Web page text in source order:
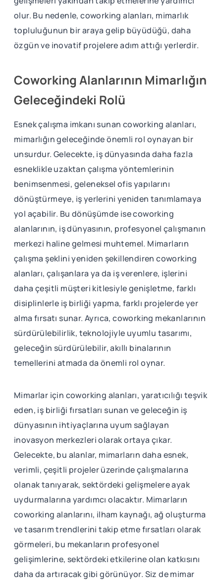
olur. Bu nedenle, coworking alanları, mimarlık
topluluğunun bir araya gelip büyüdüğü, daha
özgün ve inovatif projelere adım attığı yerlerdir.
Coworking Alanlarının Mimarlığın
Geleceğindeki Rolü
Esnek çalışma imkanı sunan coworking alanları,
mimarlığın geleceğinde önemli rol oynayan bir
unsurdur. Gelecekte, iş dünyasında daha fazla
esneklikle uzaktan çalışma yöntemlerinin
benimsenmesi, geleneksel ofis yapılarını
dönüştürmeye, iş yerlerini yeniden tanımlamaya
yol açabilir. Bu dönüşümde ise coworking
alanlarının, iş dünyasının, profesyonel çalışmanın
merkezi haline gelmesi muhtemel. Mimarların
çalışma şeklini yeniden şekillendiren coworking
alanları, çalışanlara ya da iş verenlere, işlerini
daha çeşitli müşteri kitlesiyle genişletme, farklı
disiplinlerle iş birliği yapma, farklı projelerde yer
alma fırsatı sunar. Ayrıca, coworking mekanlarının
sürdürülebilirlik, teknolojiyle uyumlu tasarımı,
geleceğin sürdürülebilir, akıllı binalarının
temellerini atmada da önemli rol oynar.
Mimarlar için coworking alanları, yaratıcılığı teşvik
eden, iş birliği fırsatları sunan ve geleceğin iş
dünyasının ihtiyaçlarına uyum sağlayan
inovasyon merkezleri olarak ortaya çıkar.
Gelecekte, bu alanlar, mimarların daha esnek,
verimli, çeşitli projeler üzerinde çalışmalarına
olanak tanıyarak, sektördeki gelişmelere ayak
uydurmalarına yardımcı olacaktır. Mimarların
coworking alanlarını, ilham kaynağı, ağ oluşturma
ve tasarım trendlerini takip etme fırsatları olarak
görmeleri, bu mekanların profesyonel
gelişimlerine, sektördeki etkilerine olan katkısını
daha da artıracak gibi görünüyor. Siz de mimar